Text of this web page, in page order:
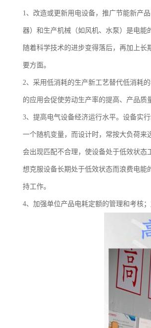
1、改造或更新用电设备，推广节能新产
器）和生产机械（如风机、水泵）是电
随着科学技术的进步变得落后，再加上
要方面。
2、采用低消耗的生产新工艺替代低消耗
的应用会促使劳动生产率的提高、产品质
3、提高电气设备经济运行水平。设备实
一个随机变量，而设计时，常按大负荷
会出现匹配不合理，使设备处于低效状
想克服设备长期处于低效状态而浪费电
持工作。
4、加强单位产品电耗定额的管理和考核